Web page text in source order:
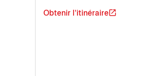
Obtenir l'itinéraire